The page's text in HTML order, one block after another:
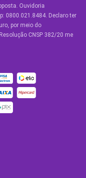
Ouvidoria
0800.021.8484. Declaro ter
por meio do
CNSP 382/20 me